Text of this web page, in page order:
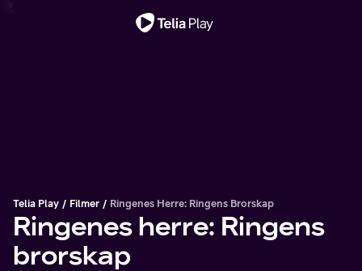
Telia Play Filmer Ringenes Herre: Ringens Brorskap
Ringenes herre: Ringens
brorskap